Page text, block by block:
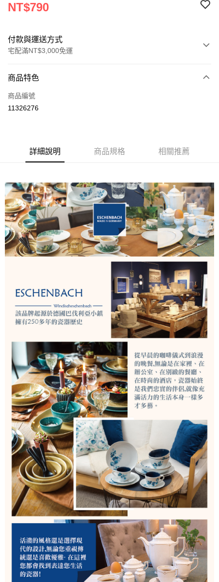
NT$790
付款與運送方式
宅配滿NT$3,000免運
信用卡一次付款
信用卡分期付款
上海商業儲蓄銀行
台北富邦商業銀行
國泰世華商業銀行
匯豐（台灣）商業銀行
華泰商業銀行
聯邦商業銀行
遠東國際商業銀行
元大商業銀行
永豐商業銀行
玉山商業銀行
星展（台灣）商業銀行
台新國際商業銀行
中國信託商業銀行
台灣樂天信用卡公司
Apple Pay
AFTEE先享後付
相關說明
【關於「AFTEE先享後付」】
AFTEE先享後付是「在收到商品之後才付款」的支付方式。 讓您購物簡單
便利好安心！
１．簡單：不需註冊會員、不需綁卡、不需儲值。
２．便利：只要手機號碼，簡訊認證，即可結帳。
３．安心：先確認商品／服務後，再付款。
１．於結帳方式選擇「AFTEE先享後付」後，將跳轉至「AFTEE先享後付」
結帳頁面，進行簡訊認證並確認金額後，即可完成結帳。
２．訂單成立數日內，您將收到繳費通知簡訊。
３．收到繳費通知簡訊後14天內，點擊此簡訊中的連結，可透過四大超商／
ATM／網路銀行／等多元方式進行付款，方視為交易完成。
※ 請注意：結帳手續完成當下不需立刻繳費，但若您需要取消訂單，請聯絡
購買商品的店家。未經商家同意取消之訂單仍視為有效，需透過AFTEE先享
後付繳納相關費用。
※ 交易是否成功請以「AFTEE先享後付 」之結帳頁面顯示為準，若有關於
是否繳費成功／繳費後需取消欲退款等相關疑問，請聯繫「AFTEE先享後付
客戶支援中心」https://netprotections.freshdesk.com/support/home
【注意事項】
１．透過由恩沛科技股份有限公司提供之「AFTEE先享後付」服務完成之交
易，需依本服務之必要範圍內提供個人資料，並將交易相關給付款項請求債
權轉讓予恩沛科技股份有限公司。
２．關於個人資料處理事宜，請瀏覽以下網址：
https://aftee.tw/terms/#terms3
３．未成年的使用者請事先徵得法定代理人或監護人之同意方可使用
「AFTEE先享後付」，若未經同意申辦者引起之損失，本公司不負相關責
任。
４．使用「AFTEE先享後付」時，將依據個別帳號之用戶狀況，依本公司即
時審查核予不同之上限額度；若仍有額度不足之情形，本公司將視審查結果
請求用戶進行身份認證。
５．嚴禁一人註冊多個帳號或使用他人資訊註冊。若發現惡意使用之情形，
恩沛科技股份有限公司將有權停止該用戶之使用額度並採取法律行動。
ATM付款
運送方式
每筆NT$130，滿NT$3,000(含以上)免運費
離島配送
每筆NT$250
商品特色
商品編號
11326276
詳細說明 商品規格 相關推薦